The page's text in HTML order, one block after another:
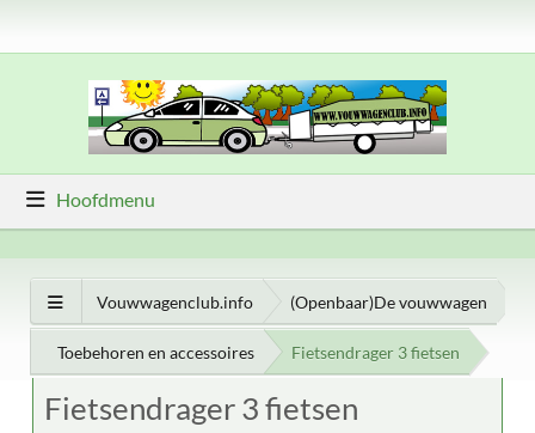
Hoofdmenu
Vouwwagenclub.info (Openbaar)De vouwwagen
Toebehoren en accessoires Fietsendrager 3 fietsen
Fietsendrager 3 fietsen